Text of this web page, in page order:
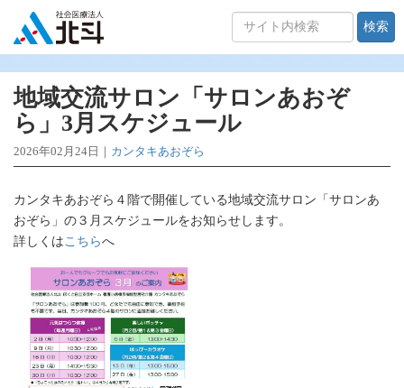
検索
地域交流サロン「サロンあおぞ
ら」3月スケジュール
2026年02月24日｜ カンタキあおぞら
カンタキあおぞら４階で開催している地域交流サロン「サロンあ
おぞら」の３月スケジュールをお知らせします。
詳しくはこちらへ